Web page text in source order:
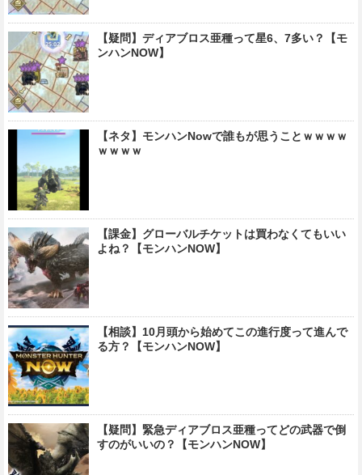
【疑問】ディアブロス亜種って星6、7多い？【モ
ンハンNOW】
【ネタ】モンハンNowで誰もが思うことｗｗｗｗ
ｗｗｗｗ
【課金】グローバルチケットは買わなくてもいい
よね？【モンハンNOW】
【相談】10月頭から始めてこの進行度って進んで
る方？【モンハンNOW】
【疑問】緊急ディアブロス亜種ってどの武器で倒
すのがいいの？【モンハンNOW】